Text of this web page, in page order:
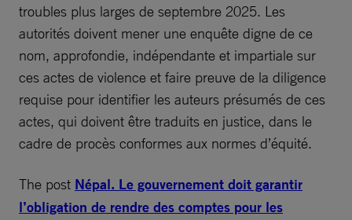
troubles plus larges de septembre 2025. Les
autorités doivent mener une enquête digne de ce
nom, approfondie, indépendante et impartiale sur
ces actes de violence et faire preuve de la diligence
requise pour identifier les auteurs présumés de ces
actes, qui doivent être traduits en justice, dans le
cadre de procès conformes aux normes d’équité.
The post Népal. Le gouvernement doit garantir
l’obligation de rendre des comptes pour les